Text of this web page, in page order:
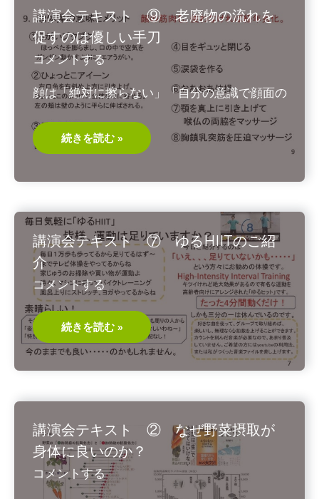
焼
け
止
め
ク
リ
ー
ム
講演会テキスト ⑨ 老廃物の流れを
促すのは優しい手刀
コメントする
顔は「絶対に擦らない」「自分の意識で顔面の
講
演
会
キ
⑨
老
廃
物
の
流
れ
を
促
す
の
は
優
し
手
続きを読む »
講演会テキスト ⑦ ゆるHIITのご紹
介
コメントする
講
会
テ
キ
⑦
る
HIIT
の
ご
紹
介
続きを読む »
講演会テキスト ② なぜ野菜摂取が
身体に良いのか？
コメントする